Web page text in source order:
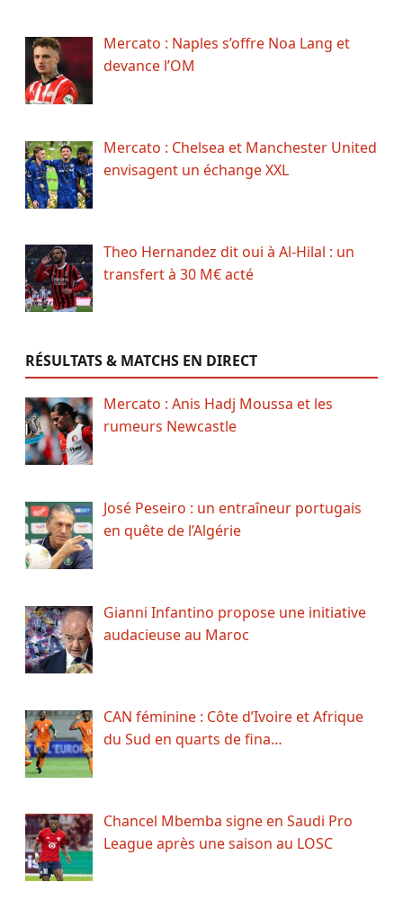
Mercato : Naples s’offre Noa Lang et
devance l’OM
Mercato : Chelsea et Manchester United
envisagent un échange XXL
Theo Hernandez dit oui à Al-Hilal : un
transfert à 30 M€ acté
RÉSULTATS & MATCHS EN DIRECT
Mercato : Anis Hadj Moussa et les
rumeurs Newcastle
José Peseiro : un entraîneur portugais
en quête de l’Algérie
Gianni Infantino propose une initiative
audacieuse au Maroc
CAN féminine : Côte d’Ivoire et Afrique
du Sud en quarts de fina…
Chancel Mbemba signe en Saudi Pro
League après une saison au LOSC